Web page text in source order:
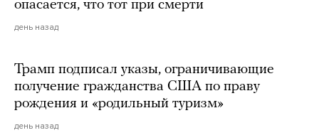
опасается, что тот при смерти
день назад
Трамп подписал указы, ограничивающие
получение гражданства США по праву
рождения и «родильный туризм»
день назад